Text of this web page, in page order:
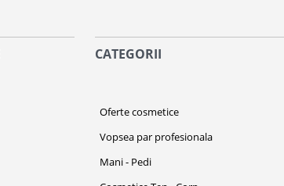
CATEGORII
Oferte cosmetice
Vopsea par profesionala
Mani - Pedi